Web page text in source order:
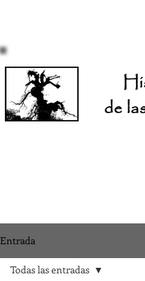
Entrada
Todas las entradas